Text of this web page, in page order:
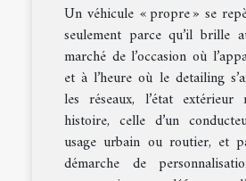
Un véhicule « propre » se
seulement parce qu’il brille
marché de l’occasion où
et à l’heure où le detailing
les réseaux, l’état
histoire, celle d’un
usage urbain ou routier, et
démarche de